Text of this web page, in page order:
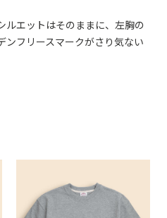
ルエットはそのままに、左胸の
ンフリースマークがさり気ない